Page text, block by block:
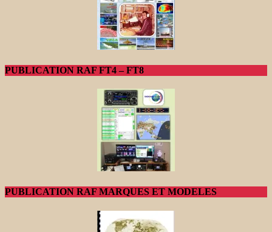
PUBLICATION RAF FT4 – FT8
PUBLICATION RAF MARQUES ET MODELES